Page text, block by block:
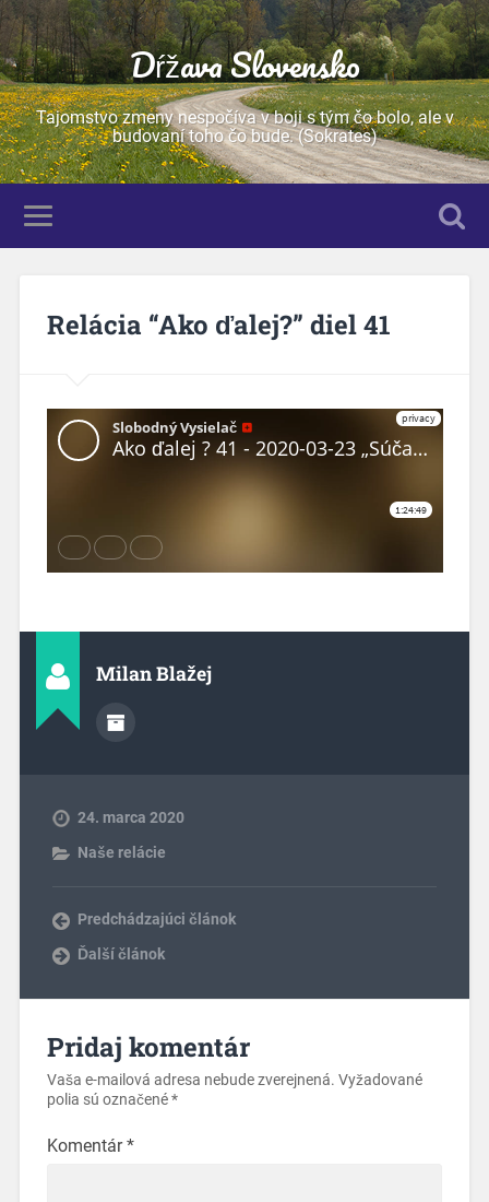
Dŕžava Slovensko
Tajomstvo zmeny nespočíva v boji s tým čo bolo, ale v
budovaní toho čo bude. (Sokrates)
Relácia “Ako ďalej?” diel 41
Milan Blažej
24. marca 2020
Naše relácie
Predchádzajúci článok
Ďalší článok
Pridaj komentár
Vaša e-mailová adresa nebude zverejnená. Vyžadované
polia sú označené*
Komentár*